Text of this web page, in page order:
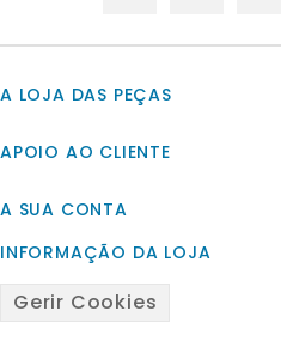
A LOJA DAS PEÇAS
APOIO AO CLIENTE
A SUA CONTA
INFORMAÇÃO DA LOJA
Gerir Cookies